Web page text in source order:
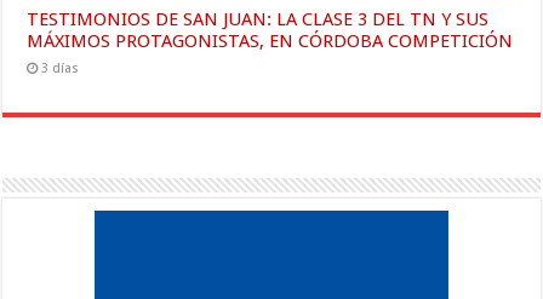
TESTIMONIOS DE SAN JUAN: LA CLASE 3 DEL TN Y SUS
MÁXIMOS PROTAGONISTAS, EN CÓRDOBA COMPETICIÓN
3 días